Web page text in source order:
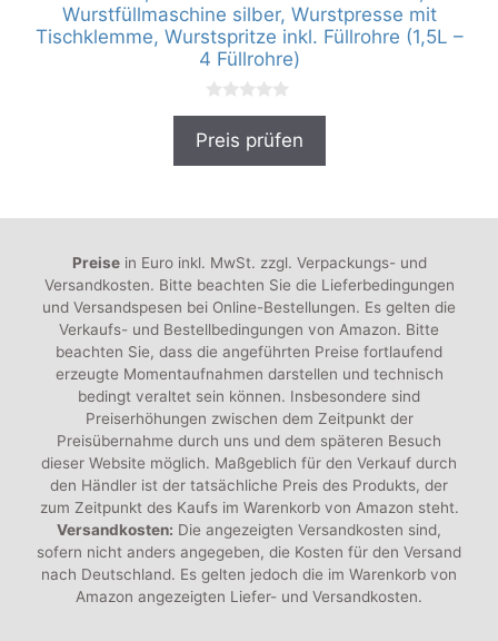
Wurstfüllmaschine silber, Wurstpresse mit
Tischklemme, Wurstspritze inkl. Füllrohre (1,5L –
4 Füllrohre)
0
o
Preis prüfen
Preisein Euro inkl. MwSt. zzgl. Verpackungs- und
Versandkosten. Bitte beachten Sie die Lieferbedingungen
und Versandspesen bei Online-Bestellungen. Es gelten die
Verkaufs- und Bestellbedingungen von Amazon. Bitte
beachten Sie, dass die angeführten Preise fortlaufend
erzeugte Momentaufnahmen darstellen und technisch
bedingt veraltet sein können. Insbesondere sind
Preiserhöhungen zwischen dem Zeitpunkt der
Preisübernahme durch uns und dem späteren Besuch
dieser Website möglich. Maßgeblich für den Verkauf durch
den Händler ist der tatsächliche Preis des Produkts, der
zum Zeitpunkt des Kaufs im Warenkorb von Amazon steht.
Versandkosten: Die angezeigten Versandkosten sind,
sofern nicht anders angegeben, die Kosten für den Versand
nach Deutschland. Es gelten jedoch die im Warenkorb von
Amazon angezeigten Liefer- und Versandkosten.